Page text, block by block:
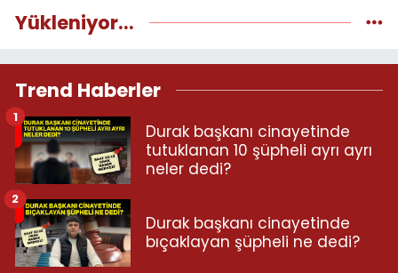
Yükleniyor...
Trend Haberler
Durak başkanı cinayetinde
tutuklanan 10 şüpheli ayrı ayrı
neler dedi?
1
Durak başkanı cinayetinde
bıçaklayan şüpheli ne dedi?
2